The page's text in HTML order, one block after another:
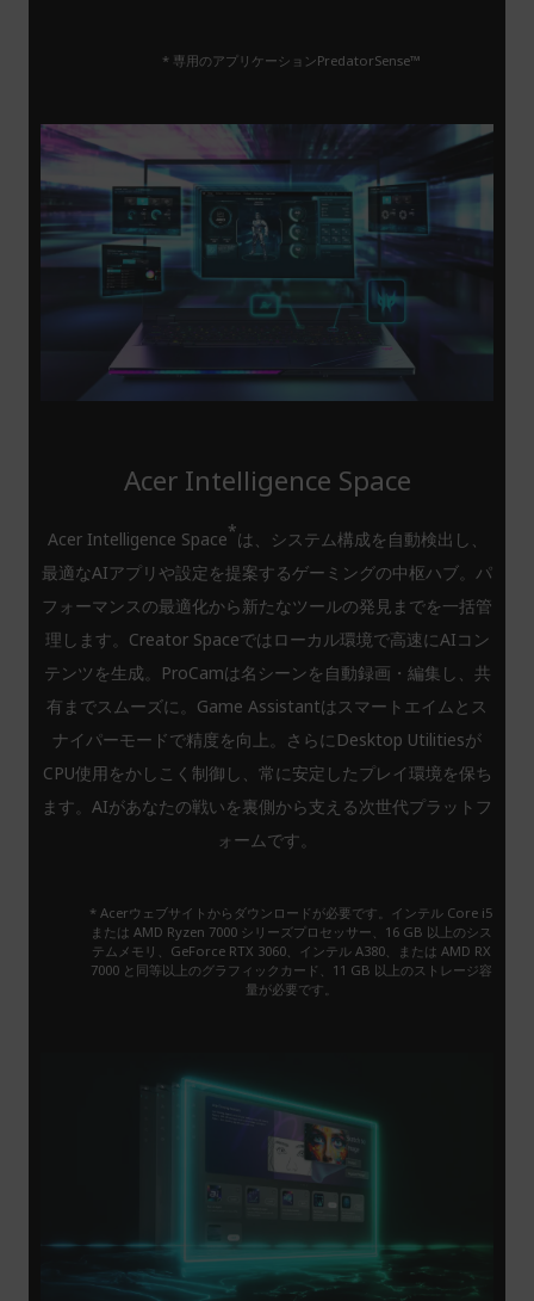
* 専用のアプリケーションPredatorSense™
Acer Intelligence Space
Acer Intelligence Space*は、システム構成を自動検出し、
最適なAIアプリや設定を提案するゲーミングの中枢ハブ。パ
フォーマンスの最適化から新たなツールの発見までを一括管
理します。Creator Spaceではローカル環境で高速にAIコン
テンツを生成。ProCamは名シーンを自動録画・編集し、共
有までスムーズに。Game Assistantはスマートエイムとス
ナイパーモードで精度を向上。さらにDesktop Utilitiesが
CPU使用をかしこく制御し、常に安定したプレイ環境を保ち
ます。AIがあなたの戦いを裏側から支える次世代プラットフ
ォームです。
* Acerウェブサイトからダウンロードが必要です。インテル Core i5
または AMD Ryzen 7000 シリーズプロセッサー、16 GB 以上のシス
テムメモリ、GeForce RTX 3060、インテル A380、または AMD RX
7000 と同等以上のグラフィックカード、11 GB 以上のストレージ容
量が必要です。